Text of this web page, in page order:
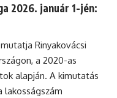
2026. január 1-jén:
Rinyakovácsi
a 2020-as
alapján. A kimutatás